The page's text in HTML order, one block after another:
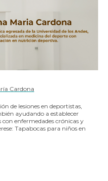
Cardona
de lesiones en deportistas,
ayudando a establecer
con enfermedades crónicas y
Tapabocas para niños en